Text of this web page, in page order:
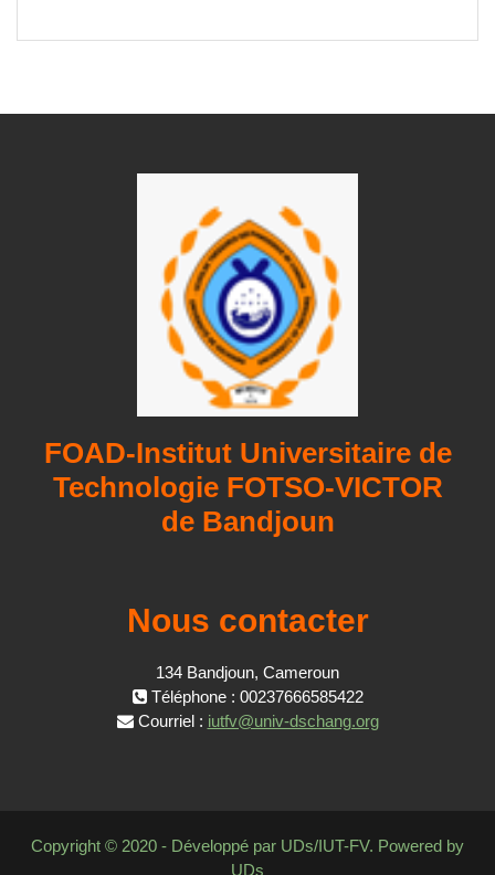
FOAD-Institut Universitaire de
Technologie FOTSO-VICTOR
de Bandjoun
Nous contacter
134 Bandjoun, Cameroun
Téléphone : 00237666585422
Courriel : iutfv@univ-dschang.org
Copyright © 2020 - Développé par UDs/IUT-FV. Powered by
UDs